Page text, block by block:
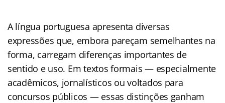
A língua portuguesa apresenta diversas
expressões que, embora pareçam semelhantes na
forma, carregam diferenças importantes de
sentido e uso. Em textos formais — especialmente
acadêmicos, jornalísticos ou voltados para
concursos públicos — essas distinções ganham